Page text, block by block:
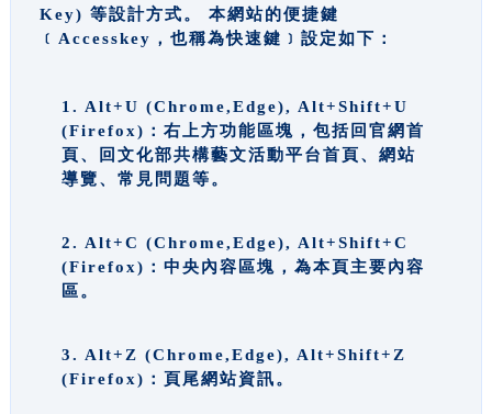
Key) 等設計方式。 本網站的便捷鍵
﹝Accesskey，也稱為快速鍵﹞設定如下：
1. Alt+U (Chrome,Edge), Alt+Shift+U
(Firefox)：右上方功能區塊，包括回官網首
頁、回文化部共構藝文活動平台首頁、網站
導覽、常見問題等。
2. Alt+C (Chrome,Edge), Alt+Shift+C
(Firefox)：中央內容區塊，為本頁主要內容
區。
3. Alt+Z (Chrome,Edge), Alt+Shift+Z
(Firefox)：頁尾網站資訊。